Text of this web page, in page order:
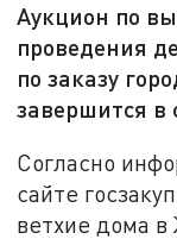
Аукцион по
проведения
по заказу
завершится в
Согласно
сайте
ветхие дома